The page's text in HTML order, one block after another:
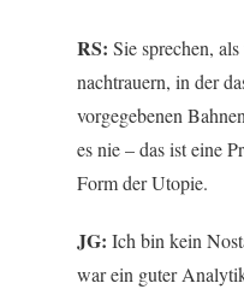
RS: Sie sprechen,
nachtrauern, in der
vorgegebenen
es nie – das ist eine
Form der Utopie.
JG: Ich bin kein
war ein guter